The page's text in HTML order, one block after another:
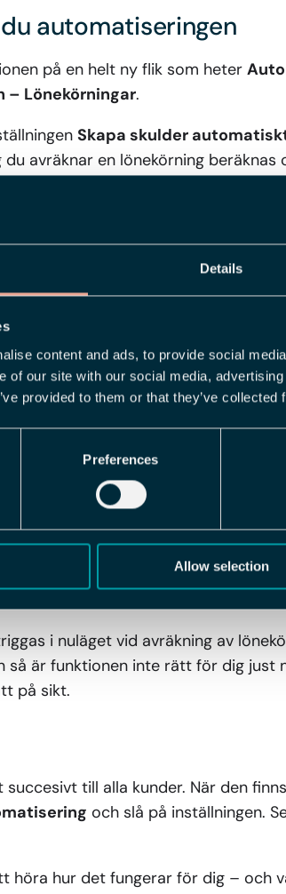
Details
content and ads, to provide social
of our site with our social media,
provided to them or that they’ve
Preferences
Allow selection
automatiseringen
på en helt ny flik som heter
– Lönekörningar.
Skapa skulder
avräknar en lönekörning
skrivs aldrig
vanligt om du skulle upptäcka
steg mot touchless
ännu ett steg på vägen mot vårt
möjligt – det vi kallar touchless
ska skapas automatiskt.
fler manuella moment.
här första versionen?
i nuläget vid avräkning av
så är funktionen inte rätt för dig just
på sikt.
succesivt till alla kunder. När den
och slå på inställningen.
höra hur det fungerar för dig – och